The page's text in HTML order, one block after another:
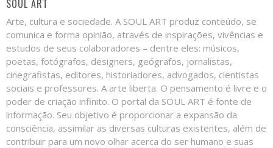
SOUL ART
Arte, cultura e sociedade. A SOUL ART produz conteúdo, se
comunica e forma opinião, através de inspirações, vivências e
estudos de seus colaboradores – dentre eles: músicos,
poetas, fotógrafos, designers, geógrafos, jornalistas,
cinegrafistas, editores, historiadores, advogados, cientistas
sociais e professores. A arte liberta. O pensamento é livre e o
poder de criação infinito. O portal da SOUL ART é fonte de
informação. Seu objetivo é proporcionar a expansão da
consciência, assimilar as diversas culturas existentes, além de
contribuir para um novo olhar acerca do ser humano e suas